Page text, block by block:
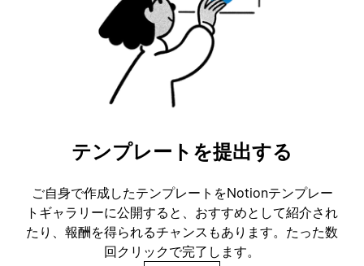
テンプレートを提出する
ご自身で作成したテンプレートをNotionテンプレー
トギャラリーに公開すると、おすすめとして紹介され
たり、報酬を得られるチャンスもあります。たった数
回クリックで完了します。